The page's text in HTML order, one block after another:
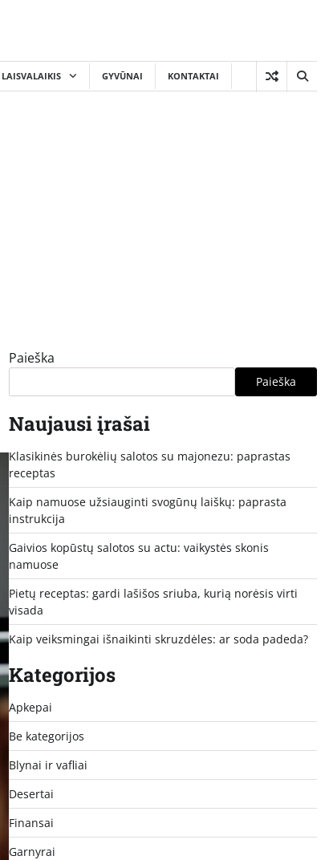
LAISVALAIKIS GYVŪNAI KONTAKTAI
Paieška
Paieška
Naujausi įrašai
Klasikinės burokėlių salotos su majonezu: paprastas
receptas
Kaip namuose užsiauginti svogūnų laiškų: paprasta
instrukcija
Gaivios kopūstų salotos su actu: vaikystės skonis
namuose
Pietų receptas: gardi lašišos sriuba, kurią norėsis virti
visada
Kaip veiksmingai išnaikinti skruzdėles: ar soda padeda?
Kategorijos
Apkepai
Be kategorijos
Blynai ir vafliai
Desertai
Finansai
Garnyrai